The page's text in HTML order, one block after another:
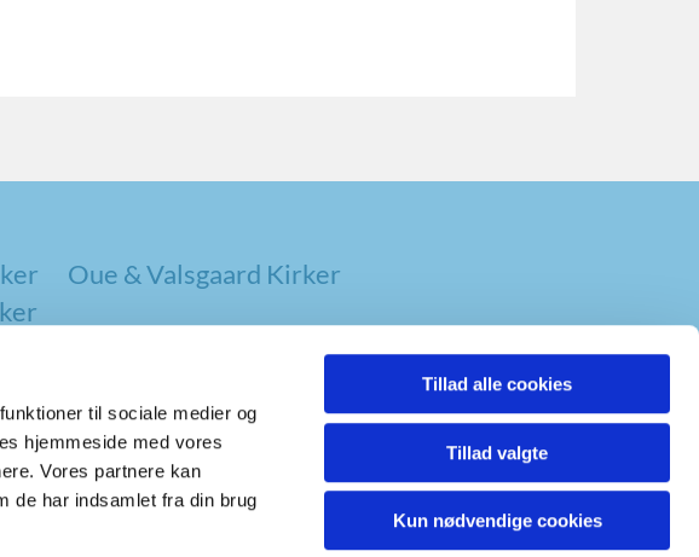
til sociale medier og
hjemmeside med vores
Vores partnere kan
de har indsamlet fra din brug
Tillad alle cookies
Tillad valgte
Kun nødvendige cookies
Oue & Valsgaard Kirker